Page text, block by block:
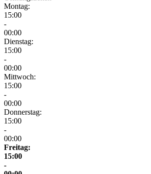
Montag:
15:00
-
00:00
Dienstag:
15:00
-
00:00
Mittwoch:
15:00
-
00:00
Donnerstag:
15:00
-
00:00
Freitag:
15:00
-